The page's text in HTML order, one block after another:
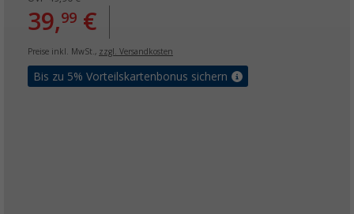
39,99 €
Preise inkl. MwSt., zzgl. Versandkosten
Bis zu 5% Vorteilskartenbonus sichern